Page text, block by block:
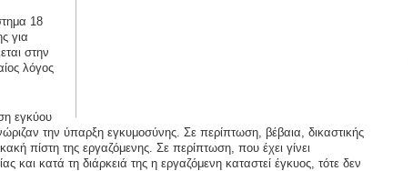
18
για
στην
λόγος
εγκύου
την ύπαρξη εγκυμοσύνης. Σε περίπτωση, βέβαια, δικαστικής
πίστη της εργαζόμενης. Σε περίπτωση, που έχει γίνει
και κατά τη διάρκειά της η εργαζόμενη καταστεί έγκυος, τότε δεν